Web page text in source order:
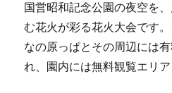
国営昭和記念公園の夜空を
む花火が彩る花火大会です
なの原っぱとその周辺には
れ、園内には無料観覧エリア